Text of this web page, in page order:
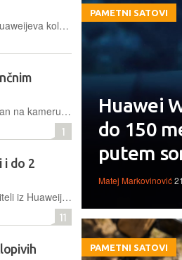
Za sve koji traže promišljene, korisne i lijepe darove, Huaweijeva kolekcija nosivih i audio uređaja nudi odličan izbor, za različite životne stilove i navike
Huawei Pura 80 Pro stiže na tržište kao mobitel fokusiran na kameru, što dokazuje i 1-inčni senzor s Huaweijevom XMAGE tehnologijom
1
i do 2
Zahvaljujući ekstremnom načinu štednje energije, mobiteli iz Huaweijeve nadolazeće serije Mate 80 moći će izdržati i do 2 tjedna bez punjenja
11
PAMETNI SATOVI
Huawei
do 150
putem
Matej Markovinović
PAMETNI SATOVI